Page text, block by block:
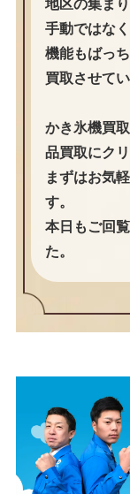
地区の集ま
手動ではな
機能もばっ
買取させて
かき氷機買
品買取にク
まずはお気
す。
本日もご回
た。